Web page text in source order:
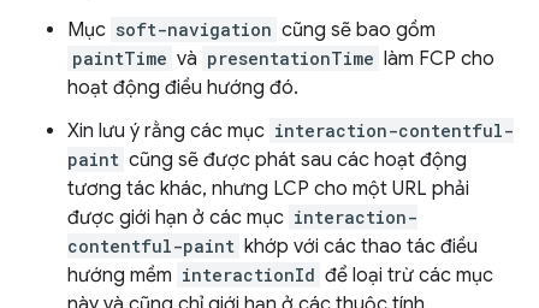
Mục soft-navigation cũng sẽ bao gồm
paintTime và presentationTime làm FCP cho
hoạt động điều hướng đó.
Xin lưu ý rằng các mục interaction-contentful-
paint cũng sẽ được phát sau các hoạt động
tương tác khác, nhưng LCP cho một URL phải
được giới hạn ở các mục interaction-
contentful-paint khớp với các thao tác điều
hướng mềm interactionId để loại trừ các mục